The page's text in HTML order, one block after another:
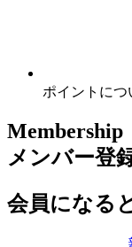
ポイントにつ
Membership
メンバー登
会員になる